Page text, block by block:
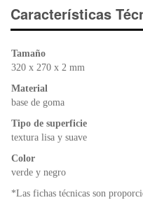
e
b
o
er s
A
Características
Tamaño
320 x 270 x 2 mm
Material
base de goma
Tipo de superficie
textura lisa y suave
Color
verde y negro
*Las fichas técnicas son